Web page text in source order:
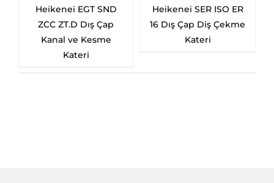
EGT SND
ZCC ZT.D Dış Çap
Kanal ve Kesme
Heikenei SER ISO ER
16 Dış Çap Diş Çekme
DGN